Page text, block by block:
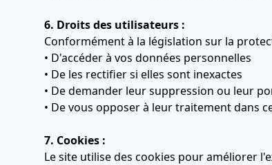
6. Droits des utilisateurs :
Conformément à la législation sur la
• D'accéder à vos données personnelles
• De les rectifier si elles sont inexactes
• De demander leur suppression ou leur
• De vous opposer à leur traitement dans
7. Cookies :
Le site utilise des cookies pour améliorer